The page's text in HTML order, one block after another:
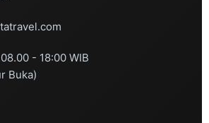
- 18:00 WIB
Buka)